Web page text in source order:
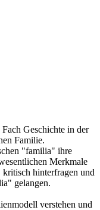
Geschichte in der
Familie.
"familia" ihre
Merkmale
hinterfragen und
gelangen.
verstehen und